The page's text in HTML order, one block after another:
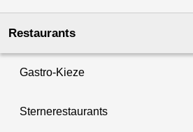
Restaurants
Gastro-Kieze
Sternerestaurants